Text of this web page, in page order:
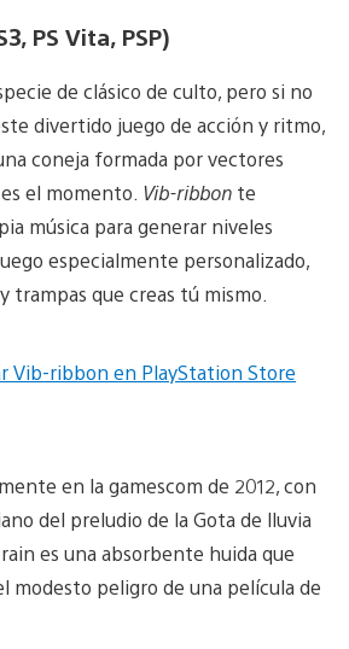
PS Vita, PSP)
de clásico de culto, pero si no
divertido juego de acción y ritmo,
coneja formada por vectores
el momento. Vib-ribbon te
música para generar niveles
especialmente personalizado,
trampas que creas tú mismo.
Vib-ribbon en PlayStation Store
en la gamescom de 2012, con
del preludio de la Gota de lluvia
es una absorbente huida que
modesto peligro de una película de